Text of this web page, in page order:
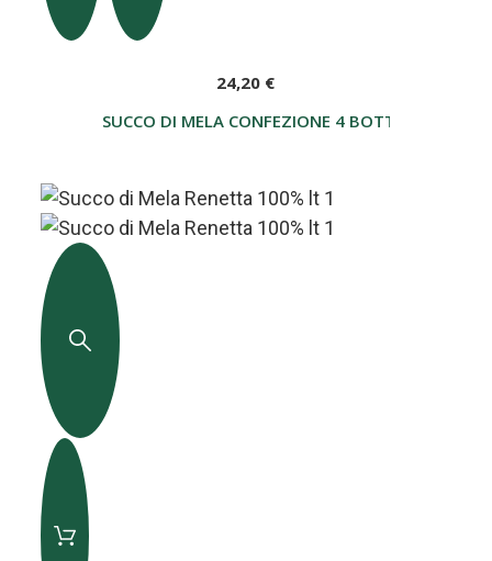
SUCCO DI MELA CONFEZIONE 4 BOTTIGLIE
24,20 €